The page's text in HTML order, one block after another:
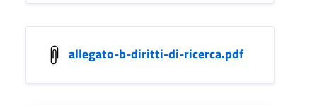
allegato-b-diritti-di-ricerca.pdf